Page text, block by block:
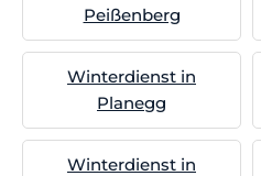
Peißenberg
Winterdienst in
Planegg
Winterdienst in